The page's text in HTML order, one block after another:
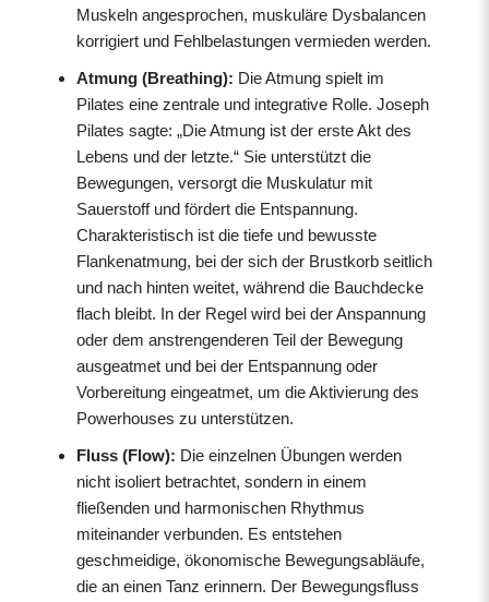
Muskeln angesprochen, muskuläre Dysbalancen
korrigiert und Fehlbelastungen vermieden werden.
Atmung (Breathing): Die Atmung spielt im
Pilates eine zentrale und integrative Rolle. Joseph
Pilates sagte: „Die Atmung ist der erste Akt des
Lebens und der letzte.“ Sie unterstützt die
Bewegungen, versorgt die Muskulatur mit
Sauerstoff und fördert die Entspannung.
Charakteristisch ist die tiefe und bewusste
Flankenatmung, bei der sich der Brustkorb seitlich
und nach hinten weitet, während die Bauchdecke
flach bleibt. In der Regel wird bei der Anspannung
oder dem anstrengenderen Teil der Bewegung
ausgeatmet und bei der Entspannung oder
Vorbereitung eingeatmet, um die Aktivierung des
Powerhouses zu unterstützen.
Fluss (Flow): Die einzelnen Übungen werden
nicht isoliert betrachtet, sondern in einem
fließenden und harmonischen Rhythmus
miteinander verbunden. Es entstehen
geschmeidige, ökonomische Bewegungsabläufe,
die an einen Tanz erinnern. Der Bewegungsfluss